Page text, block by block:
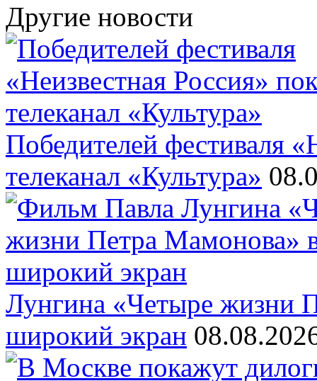
Другие новости
Победителей фестиваля
телеканал «Культура»
Лунгина «Четыре жизни
широкий экран